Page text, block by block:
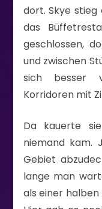
dort. Skye stieg
das
geschlossen,
und zwischen
sich besser
Korridoren mit
Da kauerte
niemand kam.
Gebiet
lange man
als einer halben